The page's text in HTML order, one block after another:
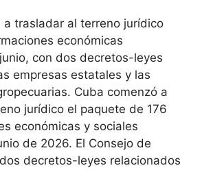
a trasladar al terreno jurídico
económicas
con dos decretos-leyes
empresas estatales y las
Cuba comenzó a
jurídico el paquete de 176
económicas y sociales
de 2026. El Consejo de
decretos-leyes relacionados